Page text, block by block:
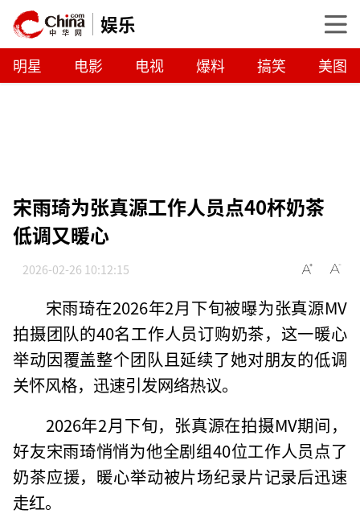
娱乐
明星 电影 电视 爆料 搞笑 美图
宋雨琦为张真源工作人员点40杯奶茶
低调又暖心
2026-02-26 10:12:15
宋雨琦在2026年2月下旬被曝为张真源MV
拍摄团队的40名工作人员订购奶茶，这一暖心
举动因覆盖整个团队且延续了她对朋友的低调
关怀风格，迅速引发网络热议。
2026年2月下旬，张真源在拍摄MV期间，
好友宋雨琦悄悄为他全剧组40位工作人员点了
奶茶应援，暖心举动被片场纪录片记录后迅速
走红。